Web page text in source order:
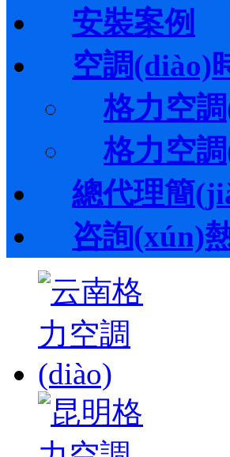
安裝案例
空調(diào)
格力空
格力空
總代理簡
咨詢(xún)